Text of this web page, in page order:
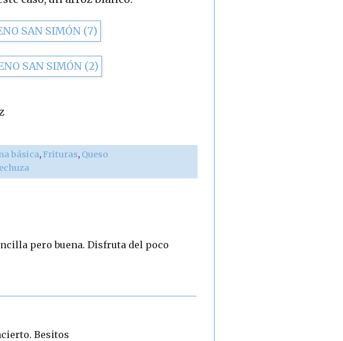
básica, Frituras, Queso
pero buena. Disfruta del poco
Besitos